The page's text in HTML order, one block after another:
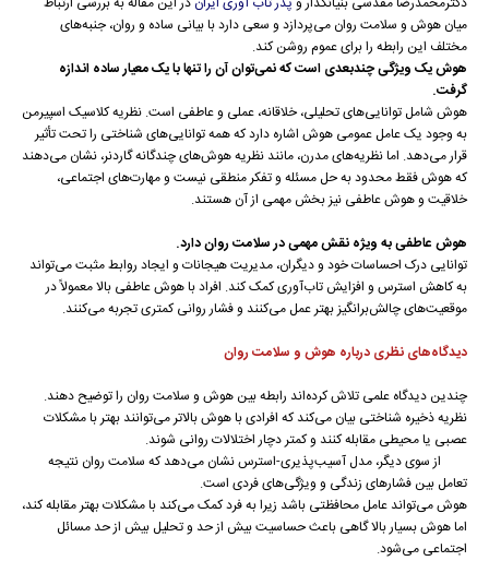
میان هوش و سلامت روان می‌پردازد و سعی دارد با بیانی ساده و روان، جنبه‌های
مختلف این رابطه را برای عموم روشن کند.
هوش یک ویژگی چندبعدی است که نمی‌توان آن را تنها با یک معیار ساده اندازه
گرفت.
هوش شامل توانایی‌های تحلیلی، خلاقانه، عملی و عاطفی است. نظریه کلاسیک اسپیرمن
به وجود یک عامل عمومی هوش اشاره دارد که همه توانایی‌های شناختی را تحت تأثیر
قرار می‌دهد. اما نظریه‌های مدرن، مانند نظریه هوش‌های چندگانه گاردنر، نشان می‌دهند
که هوش فقط محدود به حل مسئله و تفکر منطقی نیست و مهارت‌های اجتماعی،
خلاقیت و هوش عاطفی نیز بخش مهمی از آن هستند.
هوش عاطفی به ویژه نقش مهمی در سلامت روان دارد.
توانایی درک احساسات خود و دیگران، مدیریت هیجانات و ایجاد روابط مثبت می‌تواند
به کاهش استرس و افزایش تاب‌آوری کمک کند. افراد با هوش عاطفی بالا معمولاً در
موقعیت‌های چالش‌برانگیز بهتر عمل می‌کنند و فشار روانی کمتری تجربه می‌کنند.
دیدگاه‌های نظری درباره هوش و سلامت روان
چندین دیدگاه علمی تلاش کرده‌اند رابطه بین هوش و سلامت روان را توضیح دهند.
نظریه ذخیره شناختی بیان می‌کند که افرادی با هوش بالاتر می‌توانند بهتر با مشکلات
عصبی یا محیطی مقابله کنند و کمتر دچار اختلالات روانی شوند.
از سوی دیگر، مدل آسیب‌پذیری-استرس نشان می‌دهد که سلامت روان نتیجه
تعامل بین فشارهای زندگی و ویژگی‌های فردی است.
هوش می‌تواند عامل محافظتی باشد زیرا به فرد کمک می‌کند با مشکلات بهتر مقابله کند،
اما هوش بسیار بالا گاهی باعث حساسیت بیش از حد و تحلیل بیش از حد مسائل
اجتماعی می‌شود.